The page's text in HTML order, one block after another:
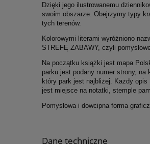
Dzięki jego ilustrowanemu
swoim obszarze. Obejrzymy typy
tych terenów.
Kolorowymi literami wyróżniono
STREFĘ ZABAWY, czyli
Na początku książki jest mapa
parku jest podany numer strony,
który park jest najbliżej. Każdy
jest miejsce na notatki, stemple
Pomysłowa i dowcipna forma
Dane techniczne